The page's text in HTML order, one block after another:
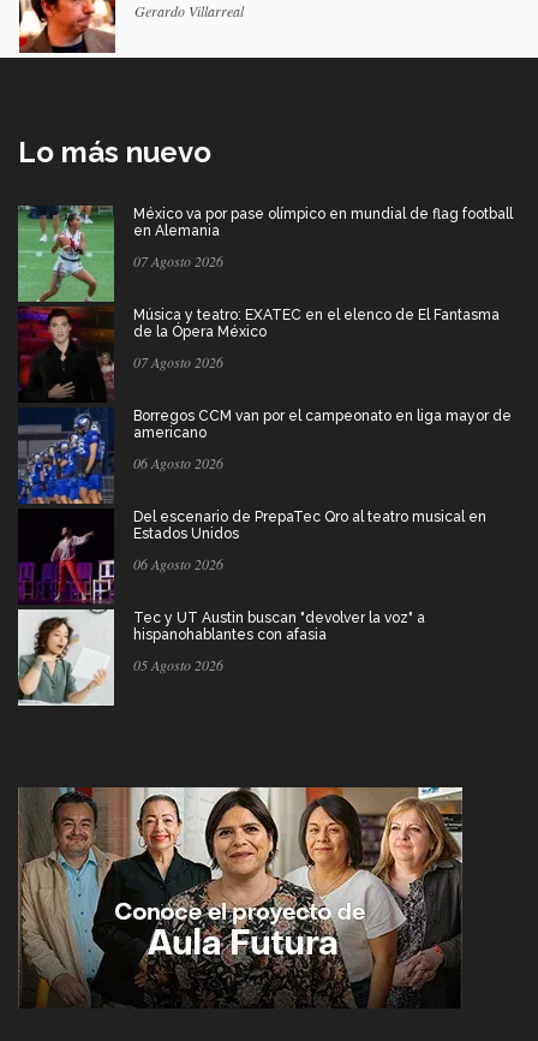
Gerardo Villarreal
Lo más nuevo
México va por pase olímpico en mundial de flag football
en Alemania
07 Agosto 2026
Música y teatro: EXATEC en el elenco de El Fantasma
de la Ópera México
07 Agosto 2026
Borregos CCM van por el campeonato en liga mayor de
americano
06 Agosto 2026
Del escenario de PrepaTec Qro al teatro musical en
Estados Unidos
06 Agosto 2026
Tec y UT Austin buscan "devolver la voz" a
hispanohablantes con afasia
05 Agosto 2026